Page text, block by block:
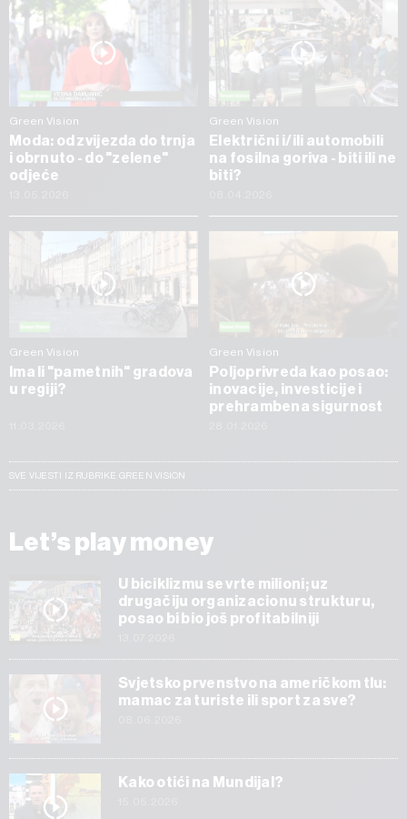
Green Vision
Moda: od zvijezda do trnja
i obrnuto - do "zelene"
odjeće
Green Vision
Električni i/ili automobili
na fosilna goriva - biti ili ne
biti?
Green Vision
Ima li "pametnih" gradova
u regiji?
Green Vision
Poljoprivreda kao posao:
inovacije, investicije i
prehrambena sigurnost
SVE VIJESTI IZ RUBRIKE GREEN VISION
Let’s play money
U biciklizmu se vrte milioni; uz
drugačiju organizacionu strukturu,
posao bi bio još profitabilniji
Svjetsko prvenstvo na američkom tlu:
mamac za turiste ili sport za sve?
Kako otići na Mundijal?